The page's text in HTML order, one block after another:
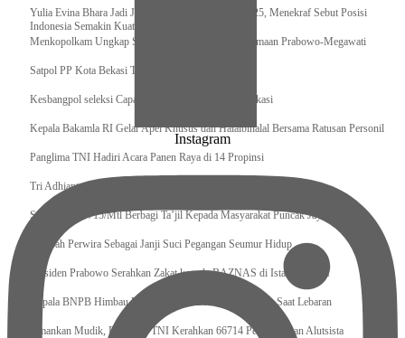
Yulia Evina Bhara Jadi Juri Festival Film Cannes 2025, Menekraf Sebut Posisi
Indonesia Semakin Kuat
Menkopolkam Ungkap Spirit Persatuan dan Kebersamaan Prabowo-Megawati
Satpol PP Kota Bekasi Tertibkan PPKS
Kesbangpol seleksi Capaska 736 Siswa/i se-Kota Bekasi
Kepala Bakamla RI Gelar Apel Khusus dan Halalbihalal Bersama Ratusan Personil
Panglima TNI Hadiri Acara Panen Raya di 14 Propinsi
Tri Adhianto : Kota Bekasi Bisa Mempertahankan Keharmonisasian
Satgas Yonif 715/Mtl Berbagi Ta’jil Kepada Masyarakat Puncak Jaya
Sumpah Perwira Sebagai Janji Suci Pegangan Seumur Hidup
Presiden Prabowo Serahkan Zakat kepada BAZNAS di Istana Negara
Kepala BNPB Himbau Pemda Waspada Potensi Bencana Saat Lebaran
Amankan Mudik, Panglima TNI Kerahkan 66714 Personel Dan Alutsista
Instagram